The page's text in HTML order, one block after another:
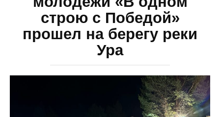
строю с Победой»
прошел на берегу реки
Ура